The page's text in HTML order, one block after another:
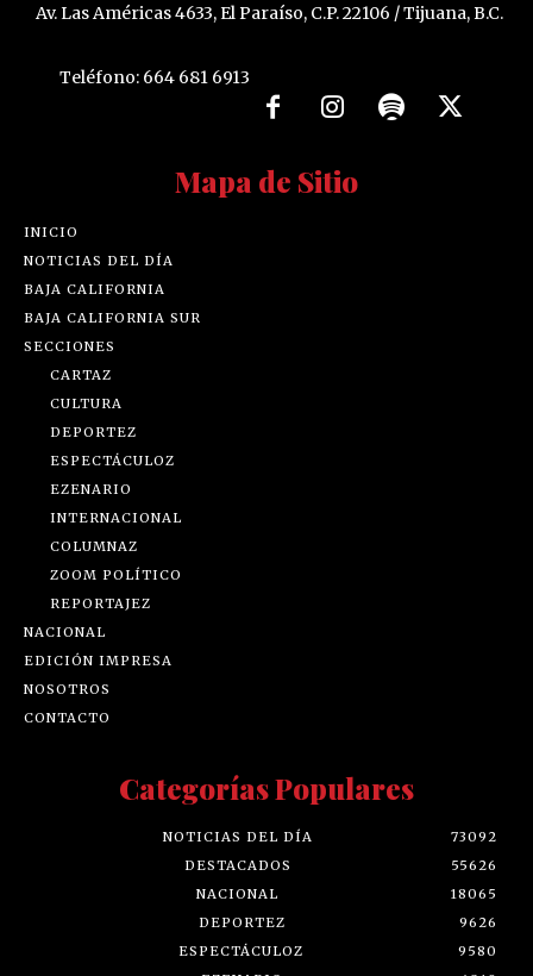
Av. Las Américas 4633, El Paraíso, C.P. 22106 / Tijuana, B.C.
Teléfono: 664 681 6913
Mapa de Sitio
INICIO
NOTICIAS DEL DÍA
BAJA CALIFORNIA
BAJA CALIFORNIA SUR
SECCIONES
CARTAZ
CULTURA
DEPORTEZ
ESPECTÁCULOZ
EZENARIO
INTERNACIONAL
COLUMNAZ
ZOOM POLÍTICO
REPORTAJEZ
NACIONAL
EDICIÓN IMPRESA
NOSOTROS
CONTACTO
Categorías Populares
NOTICIAS DEL DÍA
73092
DESTACADOS
55626
NACIONAL
18065
DEPORTEZ
9626
ESPECTÁCULOZ
9580